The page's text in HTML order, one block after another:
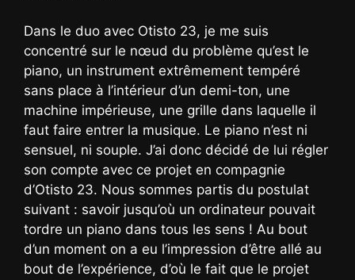
Dans le duo avec Otisto 23, je me suis
concentré sur le nœud du problème qu’est le
piano, un instrument extrêmement tempéré
sans place à l’intérieur d’un demi-ton, une
machine impérieuse, une grille dans laquelle il
faut faire entrer la musique. Le piano n’est ni
sensuel, ni souple. J’ai donc décidé de lui régler
son compte avec ce projet en compagnie
d’Otisto 23. Nous sommes partis du postulat
suivant : savoir jusqu’où un ordinateur pouvait
tordre un piano dans tous les sens ! Au bout
d’un moment on a eu l’impression d’être allé au
bout de l’expérience, d’où le fait que le projet